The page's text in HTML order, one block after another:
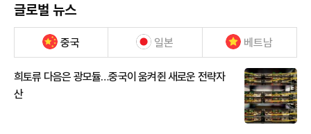
글로벌 뉴스
중국 일본 베트남
희토류 다음은 광모듈…중국이 움켜쥔 새로운 전략자
산